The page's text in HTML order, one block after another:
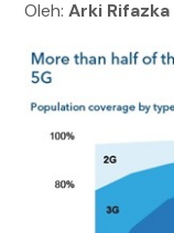
Oleh:Arki Rifazka